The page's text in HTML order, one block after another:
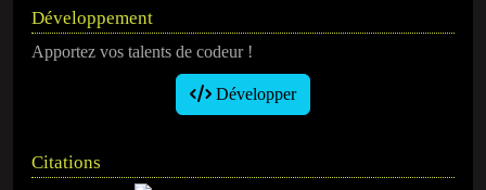
Développement
Apportez vos talents de codeur !
Développer
Citations